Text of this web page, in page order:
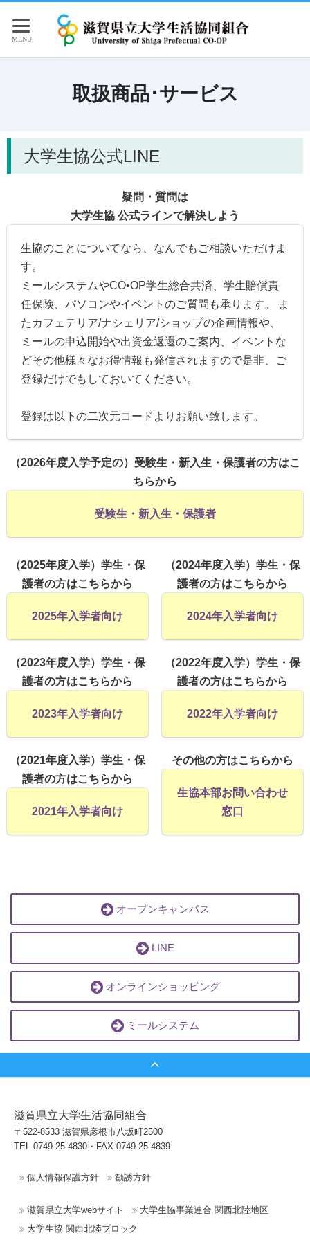
取扱商品･サービス
大学生協公式LINE
疑問・質問は
大学生協 公式ラインで解決しよう
生協のことについてなら、なんでもご相談いただけま
す。
ミールシステムやCO•OP学生総合共済、学生賠償責
任保険、パソコンやイベントのご質問も承ります。 ま
たカフェテリア/ナシェリア/ショップの企画情報や、
ミールの申込開始や出資金返還のご案内、イベントな
どその他様々なお得情報も発信されますので是非、ご
登録だけでもしておいてください。
登録は以下の二次元コードよりお願い致します。
（2026年度入学予定の）受験生・新入生・保護者の方はこ
ちらから
受験生・新入生・保護者
（2025年度入学）学生・保
護者の方はこちらから
2025年入学者向け
（2024年度入学）学生・保
護者の方はこちらから
2024年入学者向け
（2023年度入学）学生・保
護者の方はこちらから
2023年入学者向け
（2022年度入学）学生・保
護者の方はこちらから
2022年入学者向け
（2021年度入学）学生・保
護者の方はこちらから
2021年入学者向け
その他の方はこちらから
生協本部お問い合わせ
窓口
オープンキャンパス
LINE
オンラインショッピング
ミールシステム
滋賀県立大学生活協同組合
〒522-8533 滋賀県彦根市八坂町2500
TEL 0749-25-4830・FAX 0749-25-4839
個人情報保護方針 勧誘方針
滋賀県立大学webサイト
大学生協事業連合 関西北陸地区
大学生協 関西北陸ブロック